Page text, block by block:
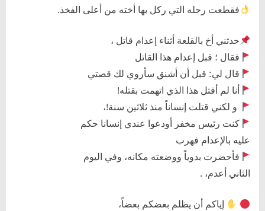
فقطعت رجله التي ركل بها أخته من أعلى الفخذ.
حدثني أخ بالقلعة أثناء إعدام قاتل ،
فقال ؛ قبل إعدام هذا القاتل
قال لي: قبل أن أشنق سأروي لك قصتي
أنا لم أقتل هذا الذي اتهمت بقتله!
و لكني قتلت إنساناً منذ ثلاثين سنة!،
كنت رئيس مخفر أودعوا عندي إنسانا حكم
عليه بالإعدام فهرب
فأحضرت بدوياً ووضعته مكانه، وفي اليوم
الثاني أعدم، .
إياكم أن يظلم بعضكم بعضاً،